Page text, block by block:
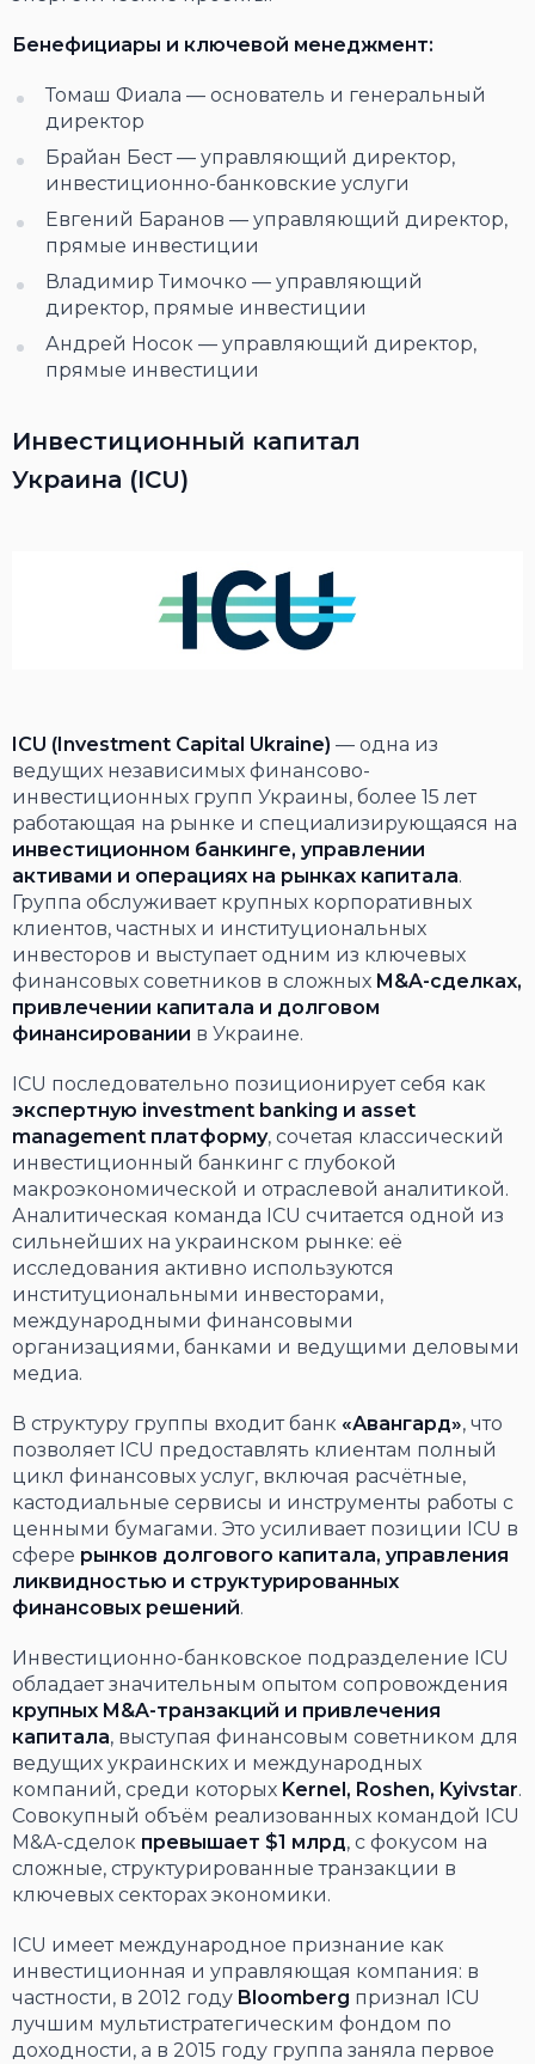
Бенефициары и ключевой менеджмент:
Томаш Фиала — основатель и генеральный
директор
Брайан Бест — управляющий директор,
инвестиционно-банковские услуги
Евгений Баранов — управляющий директор,
прямые инвестиции
Владимир Тимочко — управляющий
директор, прямые инвестиции
Андрей Носок — управляющий директор,
прямые инвестиции
Инвестиционный капитал
Украина (ICU)
ICU (Investment Capital Ukraine) — одна из
ведущих независимых финансово-
инвестиционных групп Украины, более 15 лет
работающая на рынке и специализирующаяся на
инвестиционном банкинге, управлении
активами и операциях на рынках капитала.
Группа обслуживает крупных корпоративных
клиентов, частных и институциональных
инвесторов и выступает одним из ключевых
финансовых советников в сложных M&A-сделках,
привлечении капитала и долговом
финансировании в Украине.
ICU последовательно позиционирует себя как
экспертную investment banking и asset
management платформу, сочетая классический
инвестиционный банкинг с глубокой
макроэкономической и отраслевой аналитикой.
Аналитическая команда ICU считается одной из
сильнейших на украинском рынке: её
исследования активно используются
институциональными инвесторами,
международными финансовыми
организациями, банками и ведущими деловыми
медиа.
В структуру группы входит банк «Авангард», что
позволяет ICU предоставлять клиентам полный
цикл финансовых услуг, включая расчётные,
кастодиальные сервисы и инструменты работы с
ценными бумагами. Это усиливает позиции ICU в
сфере рынков долгового капитала, управления
ликвидностью и структурированных
финансовых решений.
Инвестиционно-банковское подразделение ICU
обладает значительным опытом сопровождения
крупных M&A-транзакций и привлечения
капитала, выступая финансовым советником для
ведущих украинских и международных
компаний, среди которых Kernel, Roshen, Kyivstar.
Совокупный объём реализованных командой ICU
M&A-сделок превышает $1 млрд, с фокусом на
сложные, структурированные транзакции в
ключевых секторах экономики.
ICU имеет международное признание как
инвестиционная и управляющая компания: в
частности, в 2012 году Bloomberg признал ICU
лучшим мультистратегическим фондом по
доходности, а в 2015 году группа заняла первое